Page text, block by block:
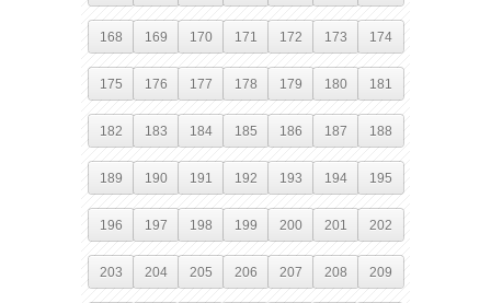
168 169 170 171 172 173 174
175 176 177 178 179 180 181
182 183 184 185 186 187 188
189 190 191 192 193 194 195
196 197 198 199 200 201 202
203 204 205 206 207 208 209